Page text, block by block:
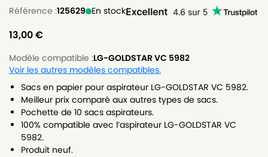
Référence :125629 En stock
13,00€
Modèle compatible :LG-GOLDSTAR VC 5982
Voir les autres modèles compatibles.
Sacs en papier pour aspirateur LG-GOLDSTAR VC 5982.
Meilleur prix comparé aux autres types de sacs.
Pochette de 10 sacs aspirateurs.
100% compatible avec l’aspirateur LG-GOLDSTAR VC
5982.
Produit neuf.